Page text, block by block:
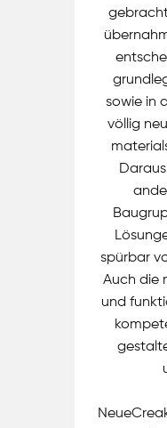
sowie in
völlig
spürbar
Auch die
und